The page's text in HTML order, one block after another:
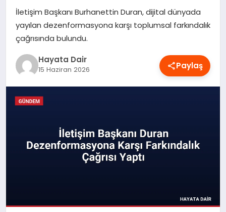
KIMDIR?
NEDIR?
OYUN
RÜYA TABIRLERI
İletişim Başkanı Burhanettin Duran, dijital dünyada
yayılan dezenformasyona karşı toplumsal farkındalık
çağrısında bulundu.
Hayata Dair
15 Haziran 2026 Paylaş